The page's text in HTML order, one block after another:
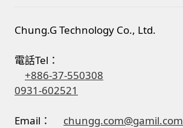
Chung.G Technology Co., Ltd.
電話Tel：
+886-37-550308
0931-602521
Email： chungg.com@gamil.com